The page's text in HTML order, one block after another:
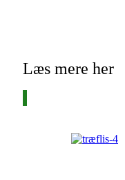
Læs mere her